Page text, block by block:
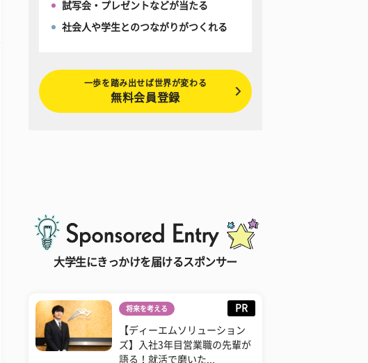
試写会・プレゼントなどが当たる
社会人や学生とのつながりがつくれる
一歩を踏み出せば世界が変わる
無料会員登録
大学生にきっかけを届けるスポンサー
将来を考える PR
【ディーエムソリューション
ズ】入社3年目営業職の先輩が
語る！就活で磨いた...